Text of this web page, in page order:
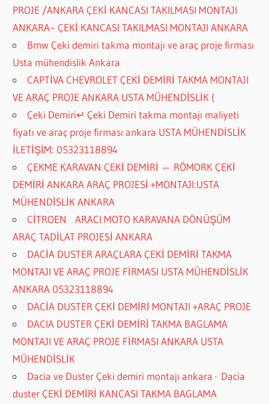
PROJE /ANKARA ÇEKİ KANCASI TAKILMASI MONTAJI
ANKARA~ ÇEKİ KANCASI TAKILMASI MONTAJI ANKARA
Bmw Çeki demiri takma montajı ve araç proje firması
Usta mühendislik Ankara
CAPTİVA CHEVROLET ÇEKİ DEMİRİ TAKMA MONTAJI
VE ARAÇ PROJE ANKARA USTA MÜHENDİSLİK (
Çeki Demiri↵ Çeki Demiri takma montajı maliyeti
fiyatı ve araç proje firması ankara USTA MÜHENDİSLİK
İLETİŞİM: 05323118894
ÇEKME KARAVAN ÇEKİ DEMİRİ ⇔ RÖMORK ÇEKİ
DEMİRİ ANKARA ARAÇ PROJESİ +MONTAJI:USTA
MÜHENDİSLİK ANKARA
CİTROEN ARACI MOTO KARAVANA DÖNÜŞÜM
ARAÇ TADİLAT PROJESİ ANKARA
DACİA DUSTER ARAÇLARA ÇEKİ DEMİRİ TAKMA
MONTAJI VE ARAÇ PROJE FİRMASI USTA MÜHENDİSLİK
ANKARA 05323118894
DACİA DUSTER ÇEKİ DEMİRİ MONTAJI +ARAÇ PROJE
DACIA DUSTER ÇEKİ DEMİRİ TAKMA BAGLAMA
MONTAJI VE ARAÇ PROJE FİRMASI ANKARA USTA
MÜHENDİSLİK
Dacia ve Duster Çeki demiri montajı ankara · Dacia
duster ÇEKİ DEMİRİ KANCASI TAKMA BAGLAMA